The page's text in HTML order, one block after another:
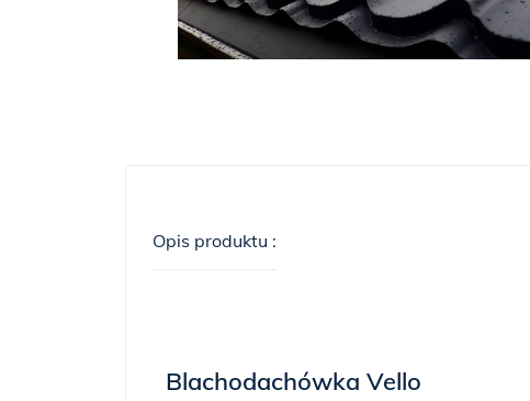
Opis produktu :
Blachodachówka Vello